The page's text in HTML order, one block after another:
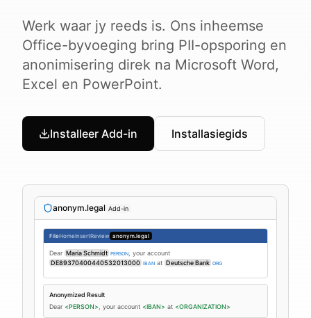
Werk waar jy reeds is. Ons inheemse
Office-byvoeging bring PII-opsporing en
anonimisering direk na Microsoft Word,
Excel en PowerPoint.
Installeer Add-in Installasiegids
anonym.legal Add-in
FileHomeInsertReview anonym.legal
Dear Maria Schmidt PERSON
, your account
DE89370400440532013000 IBAN at Deutsche Bank ORG
Anonymized Result
Dear <PERSON> , your account <IBAN> at <ORGANIZATION>